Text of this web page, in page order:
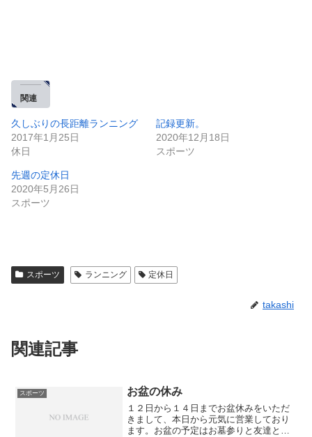
関連
久しぶりの長距離ランニング
2017年1月25日
休日
記録更新。
2020年12月18日
スポーツ
先週の定休日
2020年5月26日
スポーツ
スポーツ ランニング 定休日
takashi
関連記事
スポーツ お盆の休み
１２日から１４日までお盆休みをいただ
きまして、本日から元気に営業しており
ます。お盆の予定はお墓参りと友達と飲